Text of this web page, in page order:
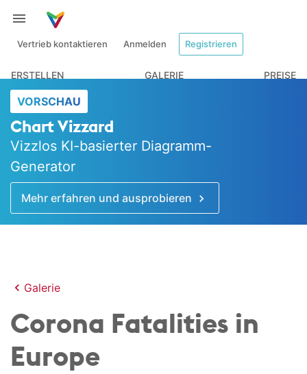
Vertrieb kontaktieren Anmelden Registrieren
ERSTELLEN GALERIE PREISE
VORSCHAU
Chart Vizzard
Vizzlos KI-basierter Diagramm-
Generator
Mehr erfahren und ausprobieren
Galerie
Corona Fatalities in
Europe